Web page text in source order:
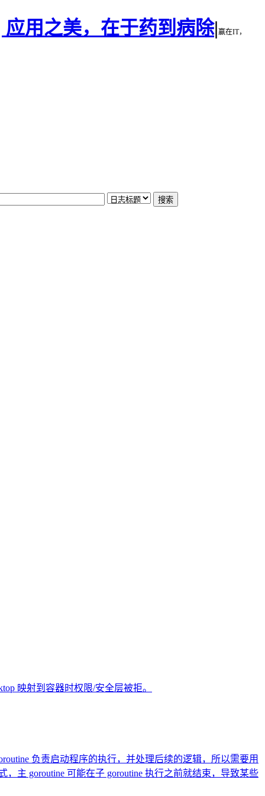
用之美，在于药到病除|赢在IT，
映射到容器时权限/安全层被拒。
负责启动程序的执行，并处理后续的逻辑，所以需要用
，主 goroutine 可能在子 goroutine 执行之前就结束，导致某些